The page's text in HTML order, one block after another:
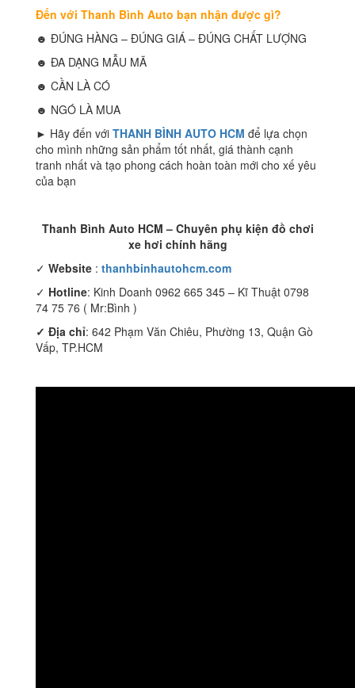
Đến với Thanh Bình Auto bạn nhận được gì?
☻ ĐÚNG HÀNG – ĐÚNG GIÁ – ĐÚNG CHẤT LƯỢNG
☻ ĐA DẠNG MẪU MÃ
☻ CẦN LÀ CÓ
☻ NGÓ LÀ MUA
► Hãy đến với THANH BÌNH AUTO HCM để lựa chọn
cho mình những sản phẩm tốt nhất, giá thành cạnh
tranh nhất và tạo phong cách hoàn toàn mới cho xế yêu
của bạn
Thanh Bình Auto HCM – Chuyên phụ kiện đồ chơi
xe hơi chính hãng
✓ Website : thanhbinhautohcm.com
✓ Hotline: Kinh Doanh 0962 665 345 – Kĩ Thuật 0798
74 75 76 ( Mr:Bình )
✓ Địa chỉ: 642 Phạm Văn Chiêu, Phường 13, Quận Gò
Vấp, TP.HCM